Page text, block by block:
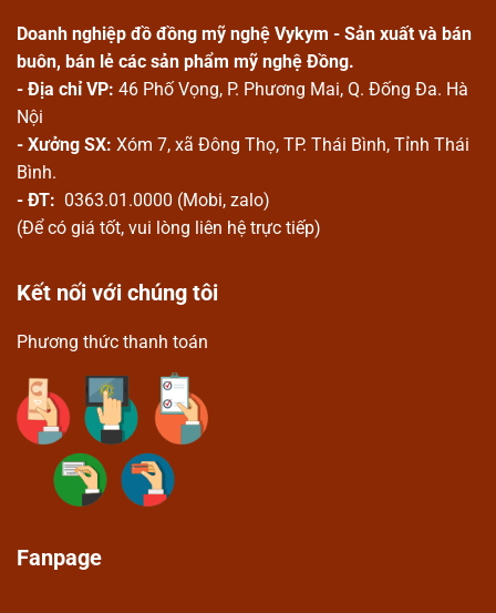
Doanh nghiệp đồ đồng mỹ nghệ Vykym - Sản xuất và bán
buôn, bán lẻ các sản phẩm mỹ nghệ Đồng.
- Địa chỉ VP: 46 Phố Vọng, P. Phương Mai, Q. Đống Đa. Hà
Nội
- Xưởng SX: Xóm 7, xã Đông Thọ, TP. Thái Bình, Tỉnh Thái
Bình.
- ĐT: 0363.01.0000 (Mobi, zalo)
(Để có giá tốt, vui lòng liên hệ trực tiếp)
Kết nối với chúng tôi
Phương thức thanh toán
Fanpage